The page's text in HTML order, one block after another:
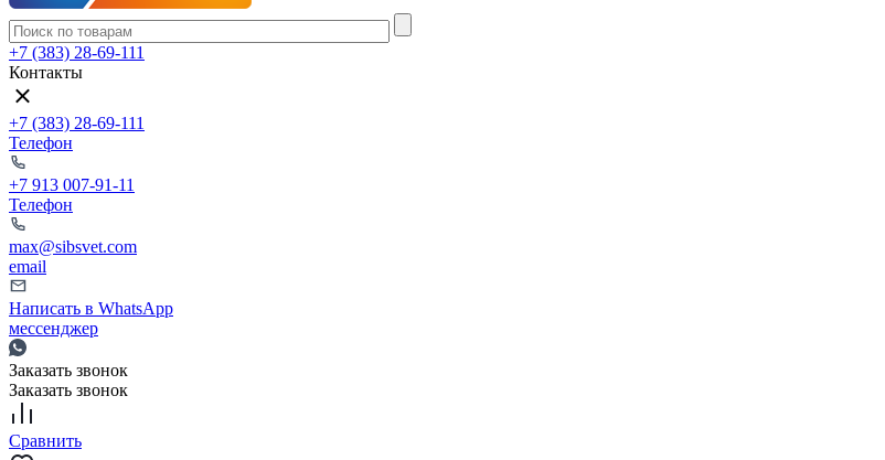
+7 (383) 28-69-111
Контакты
+7 (383) 28-69-111
Телефон
+7 913 007-91-11
Телефон
max@sibsvet.com
email
Написать в WhatsApp
мессенджер
Заказать звонок
Заказать звонок
Сравнить